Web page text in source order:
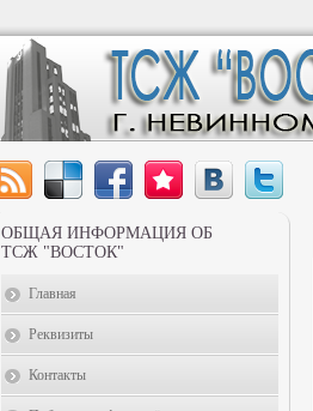
ОБЩАЯ ИНФОРМАЦИЯ ОБ
ТСЖ "ВОСТОК"
Главная
Реквизиты
Контакты